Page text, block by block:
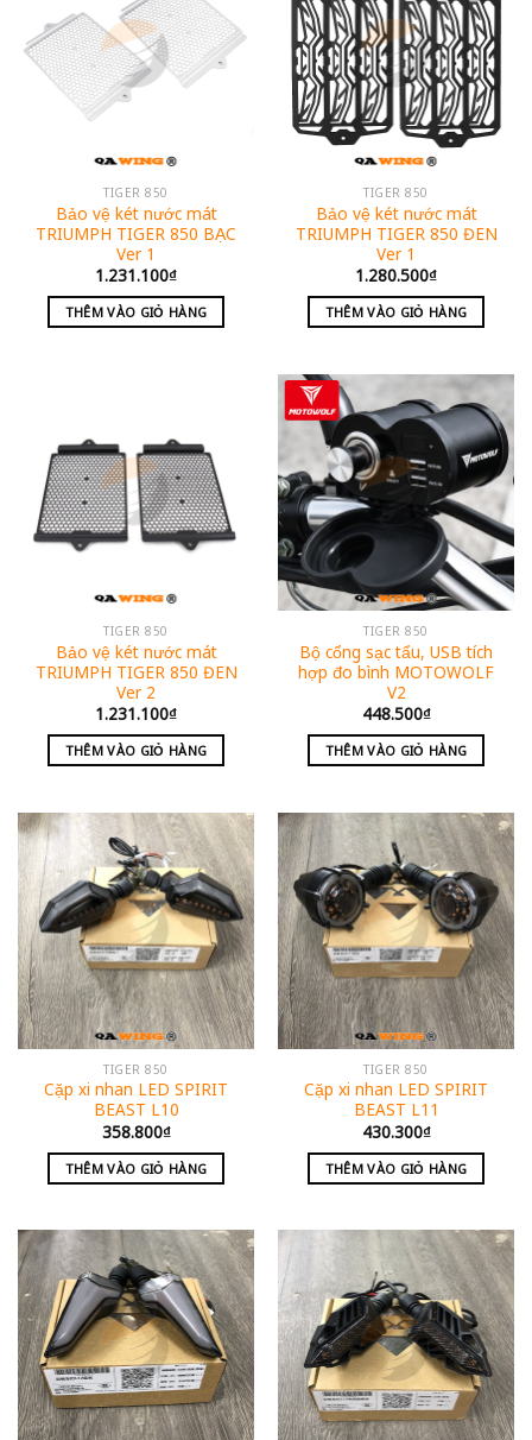
TIGER 850
Bảo vệ két nước mát
TRIUMPH TIGER 850 BẠC
Ver 1
1.231.100₫
THÊM VÀO GIỎ HÀNG
TIGER 850
Bảo vệ két nước mát
TRIUMPH TIGER 850 ĐEN
Ver 1
1.280.500₫
THÊM VÀO GIỎ HÀNG
TIGER 850
Bảo vệ két nước mát
TRIUMPH TIGER 850 ĐEN
Ver 2
1.231.100₫
THÊM VÀO GIỎ HÀNG
TIGER 850
Bộ cổng sạc tẩu, USB tích
hợp đo bình MOTOWOLF
V2
448.500₫
THÊM VÀO GIỎ HÀNG
TIGER 850
Cặp xi nhan LED SPIRIT
BEAST L10
358.800₫
THÊM VÀO GIỎ HÀNG
TIGER 850
Cặp xi nhan LED SPIRIT
BEAST L11
430.300₫
THÊM VÀO GIỎ HÀNG